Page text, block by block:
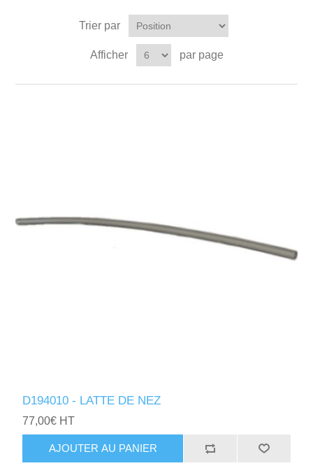
Trier par
Afficher par page
D194010 - LATTE DE NEZ
77,00€ HT
AJOUTER AU PANIER